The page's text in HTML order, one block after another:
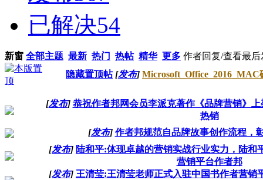
已解决54
新窗 全部主题 最新 热门 热帖 精华 更多 作者回复/查看最后
隐藏置顶帖 [发布] Microsoft_Office_2016_MAC
[发布] 恭祝作者邦网会员李派克著作《品牌营销》
热销
[发布] 作者邦规范自品牌故事创作流程，
[发布] 陆和平:体现卓越的营销实战行业实力，陆和
营销平台作者邦
[发布] 王清莹:王清莹老师正式入驻中国书作者营销